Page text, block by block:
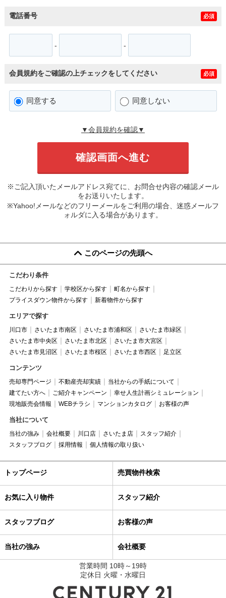
電話番号 必須
- -
会員規約をご確認の上チェックをしてください 必須
同意する 同意しない
▼会員規約を確認▼
※ご記入頂いたメールアドレス宛てに、お問合せ内容の確認メール
をお送りいたします。
※Yahoo!メールなどのフリーメールをご利用の場合、迷惑メールフ
ォルダに入る場合があります。
このページの先頭へ
こだわり条件
こだわりから探す 学校区から探す
町名から探す
プライスダウン物件から探す
新着物件から探す
エリアで探す
川口市 さいたま市南区 さいたま市浦和区
さいたま市緑区
さいたま市中央区
さいたま市北区
さいたま市大宮区
さいたま市見沼区
さいたま市桜区 さいたま市西区 足立区
コンテンツ
売却専門ページ 不動産売却実績
当社からの手紙について
建てたい方へ
ご紹介キャンペーン
幸せ人生計画シミュレーション
現地販売会情報
WEBチラシ マンションカタログ お客様の声
当社について
当社の強み 会社概要 川口店 さいたま店
スタッフ紹介
スタッフブログ
採用情報 個人情報の取り扱い
トップページ 売買物件検索
お気に入り物件 スタッフ紹介
スタッフブログ お客様の声
当社の強み 会社概要
営業時間 10時～19時
定休日 火曜・水曜日